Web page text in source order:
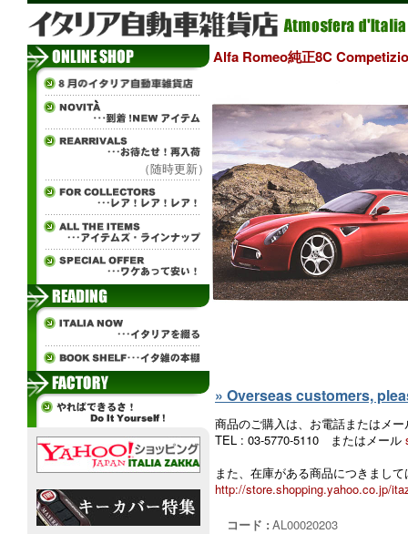
（随時更新）
Alfa Romeo純正8C
» Overseas customers,
商品のご購入は、お電話またはメ
TEL : 03-5770-5110 またはメール
また、在庫がある商品につきまし
http://store.shopping.yahoo.co.jp/
コード : AL00020203